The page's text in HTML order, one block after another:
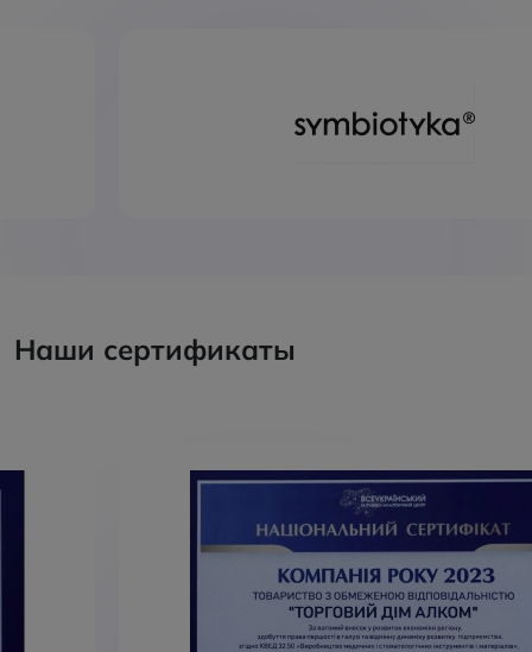
Наши сертификаты